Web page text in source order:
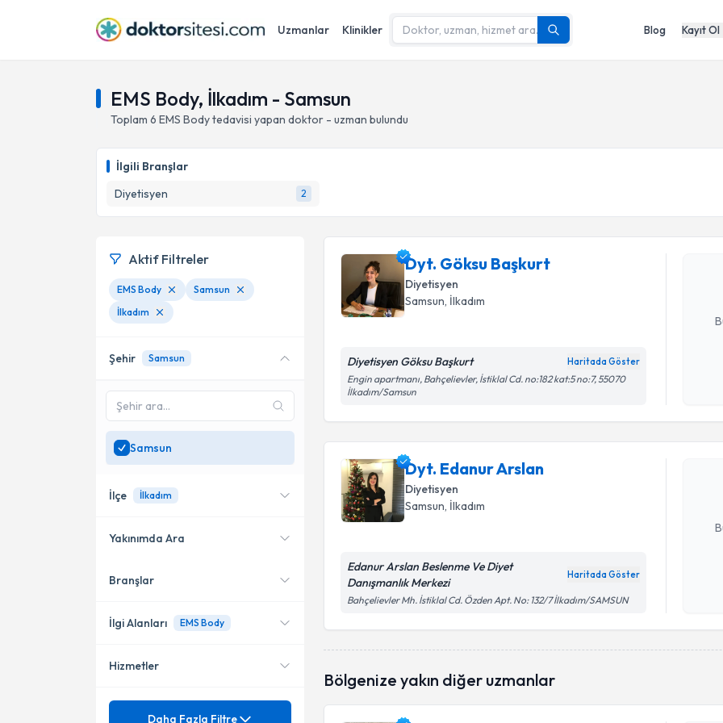
Uzmanlar Klinikler Blog Kayıt Ol
EMS Body, İlkadım - Samsun
Toplam 6 EMS Bodytedavisi yapan doktor - uzman bulundu
İlgili Branşlar
Diyetisyen
2
Dyt. Göksu Başkurt
Diyetisyen
Samsun, İlkadım
Diyetisyen Göksu Başkurt Haritada Göster
Engin apartmanı, Bahçelievler, İstiklal Cd. no:182 kat:5 no:7, 55070
İlkadım/Samsun
Dyt.
bu
Dyt. Edanur Arslan
Diyetisyen
Samsun, İlkadım
Edanur Arslan Beslenme Ve Diyet
Danışmanlık Merkezi
Haritada Göster
Bahçelievler Mh. İstiklal Cd. Özden Apt. No: 132/7 İlkadım/SAMSUN
Dyt.
bu
Bölgenize yakın diğer uzmanlar
Aktif Filtreler
EMS Body
Samsun
İlkadım
Şehir Samsun
Samsun
İlçe İlkadım
Atakum
İlkadım
Yakınımda Ara
Konumuma yakın uzmanları
Branşlar
Diyetisyen
İlgi Alanları EMS Body
Andulasyon Terapisi
Hizmetler
Ünvan
Daha Fazla Filtre